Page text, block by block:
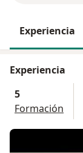
Experiencia
Experiencia
5
Formación